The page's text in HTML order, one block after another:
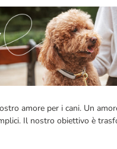
amore per i cani. Un
Il nostro obiettivo è